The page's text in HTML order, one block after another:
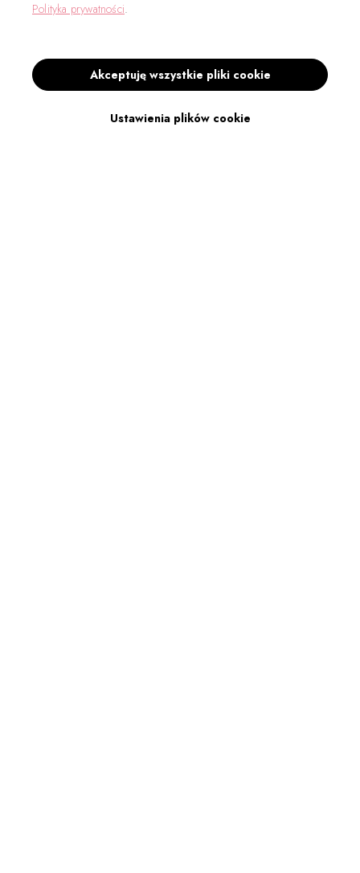
Polityka prywatności.
Ustawienia plików cookie
Akceptuję wszystkie pliki cookie